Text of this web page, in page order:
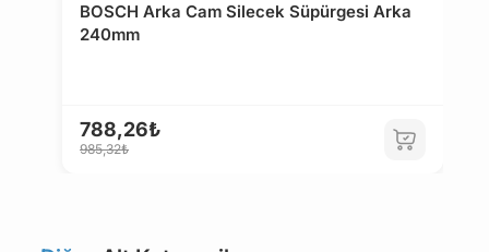
SUBARU
BOSCH Arka Cam Silecek Süpürgesi Arka
240mm
788,26₺
985,32₺